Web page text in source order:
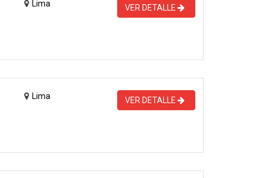
Lima VER DETALLE
Lima VER DETALLE